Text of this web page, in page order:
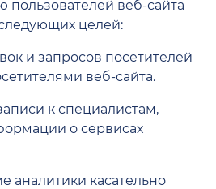
веб-сайта
целей:
и запросов посетителей
веб-сайта.
к специалистам,
о сервисах
аналитики касательно